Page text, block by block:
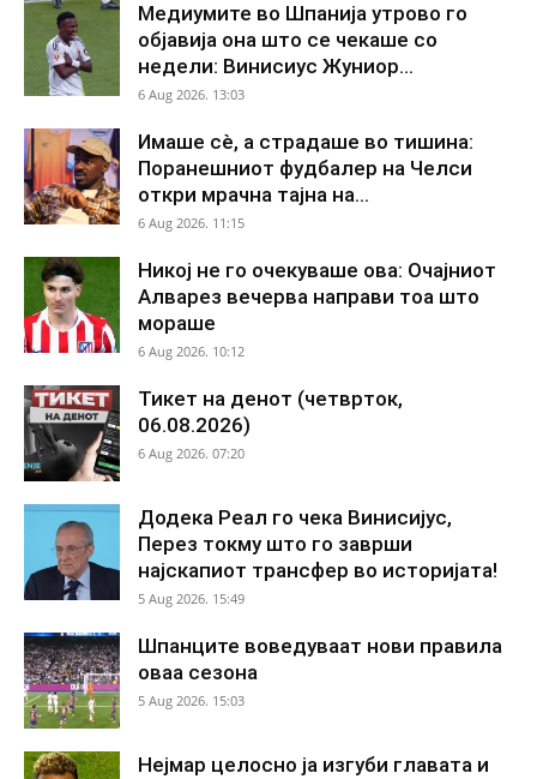
Медиумите во Шпанија утрово го
објавија она што се чекаше со
недели: Винисиус Жуниор...
6 Aug 2026. 13:03
Имаше сè, а страдаше во тишина:
Поранешниот фудбалер на Челси
откри мрачна тајна на...
6 Aug 2026. 11:15
Никој не го очекуваше ова: Очајниот
Алварез вечерва направи тоа што
мораше
6 Aug 2026. 10:12
Тикет на денот (четврток,
06.08.2026)
6 Aug 2026. 07:20
Додека Реал го чека Винисијус,
Перез токму што го заврши
најскапиот трансфер во историјата!
5 Aug 2026. 15:49
Шпанците воведуваат нови правила
оваа сезона
5 Aug 2026. 15:03
Нејмар целосно ја изгуби главата и